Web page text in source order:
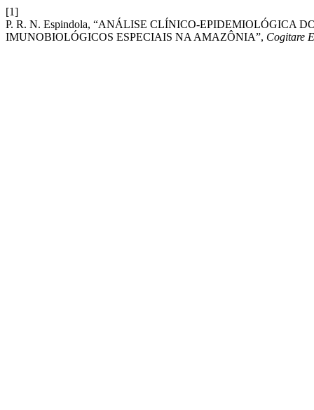
[1]
P. R. N. Espindola, “ANÁLISE CLÍNICO-EPIDEMIOLÓGICA
IMUNOBIOLÓGICOS ESPECIAIS NA AMAZÔNIA”, Cogitare